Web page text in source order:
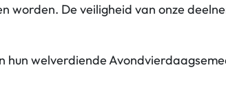
De veiligheid van onze
welverdiende